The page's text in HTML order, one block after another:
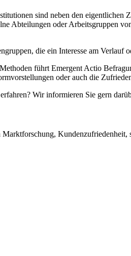
sind neben den
Abteilungen oder Arbeitsgruppen
die ein Interesse am
führt Emergent Actio
oder auch die
Wir informieren Sie gern